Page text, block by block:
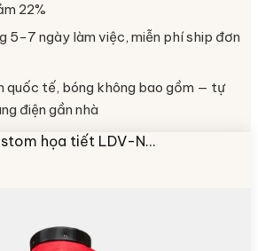
22%
5-7 ngày làm việc, miễn phí ship đơn
quốc tế, bóng không bao gồm — tự
điện gần nhà
họa tiết LDV-N…